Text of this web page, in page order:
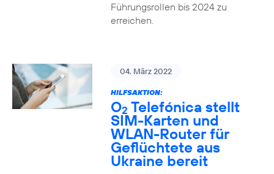
Führungsrollen bis 2024 zu
erreichen.
04. März 2022
HILFSAKTION:
O2 Telefónica stellt
SIM-Karten und
WLAN-Router für
Geflüchtete aus
Ukraine bereit